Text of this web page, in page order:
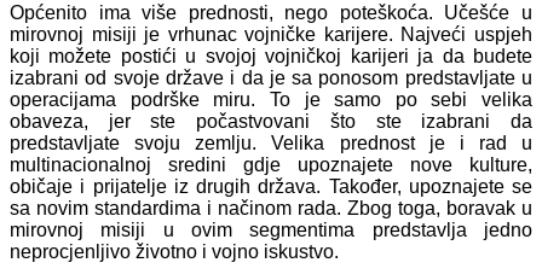
Općenito ima više prednosti, nego poteškoća. Učešće u
mirovnoj misiji je vrhunac vojničke karijere. Najveći uspjeh
koji možete postići u svojoj vojničkoj karijeri ja da budete
izabrani od svoje države i da je sa ponosom predstavljate u
operacijama podrške miru. To je samo po sebi velika
obaveza, jer ste počastvovani što ste izabrani da
predstavljate svoju zemlju. Velika prednost je i rad u
multinacionalnoj sredini gdje upoznajete nove kulture,
običaje i prijatelje iz drugih država. Također, upoznajete se
sa novim standardima i načinom rada. Zbog toga, boravak u
mirovnoj misiji u ovim segmentima predstavlja jedno
neprocjenljivo životno i vojno iskustvo.